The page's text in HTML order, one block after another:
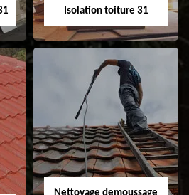
Isolation toiture 31
Isolation toiture 31